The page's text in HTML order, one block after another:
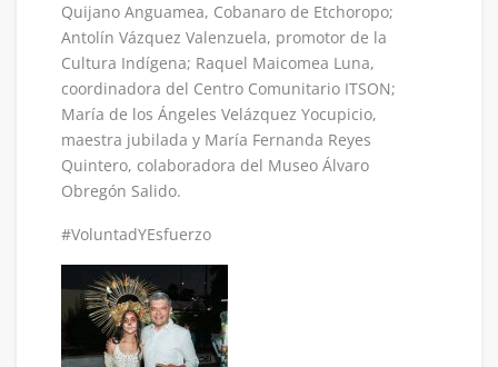
Quijano Anguamea, Cobanaro de Etchoropo;
Antolín Vázquez Valenzuela, promotor de la
Cultura Indígena; Raquel Maicomea Luna,
coordinadora del Centro Comunitario ITSON;
María de los Ángeles Velázquez Yocupicio,
maestra jubilada y María Fernanda Reyes
Quintero, colaboradora del Museo Álvaro
Obregón Salido.
#VoluntadYEsfuerzo